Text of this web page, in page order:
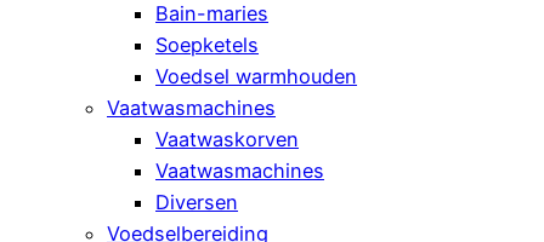
Bain-maries
Soepketels
Voedsel warmhouden
Vaatwasmachines
Vaatwaskorven
Vaatwasmachines
Diversen
Voedselbereiding